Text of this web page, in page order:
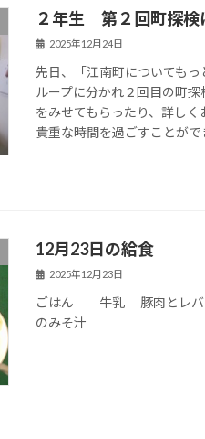
２年生 第２回町探検
2025年12月24日
先日、「江南町についても
ループに分かれ２回目の町
をみせてもらったり、詳し
貴重な時間を過ごすことがで
12月23日の給食
2025年12月23日
ごはん 牛乳 豚肉とレバ
のみそ汁